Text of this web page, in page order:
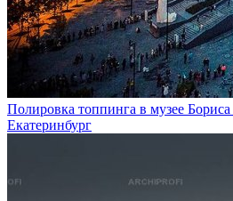
Полировка топпинга в музее
Екатеринбург